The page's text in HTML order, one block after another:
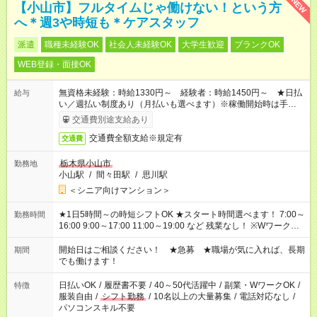
NEW
【小山市】フルタイムじゃ働けない！という方
へ＊週3や時短も＊ケアスタッフ
派遣 職種未経験OK 社会人未経験OK 大学生歓迎
ブランクOK
WEB登録・面接OK
給与
無資格未経験：時給1330円～ 経験者：時給1450円～ ★日払
い／週払い制度あり（月払いも選べます）※稼働開始時は手続き
完了次第のお支払いとなります。
交通費別途支給あり
交通費 交通費全額支給※規定有
勤務地
栃木県小山市
小山駅 / 間々田駅 / 思川駅
＜シニア向けマンション＞
勤務時間
★1日5時間～の時短シフトOK ★スタート時間選べます！ 7:00～
16:00 9:00～17:00 11:00～19:00 など 残業なし！ ※Wワークの
場合、他のお仕事と合わせ週40時間超の就業はご案内できませ
ん ※法令に基づき、週20時間以上勤務は社会保険への加入対象
となります ※労働者派遣法（日雇い派遣の原則禁止）により、
短時間・短期間の就業はご案内が難しい場合があります
期間
開始日はご相談ください！ ★急募 ★職場が気に入れば、長期
でも働けます！
特徴 日払いOK / 履歴書不要 / 40～50代活躍中 / 副業・WワークOK /
服装自由 / シフト勤務 / 10名以上の大量募集 / 電話対応なし /
パソコンスキル不要